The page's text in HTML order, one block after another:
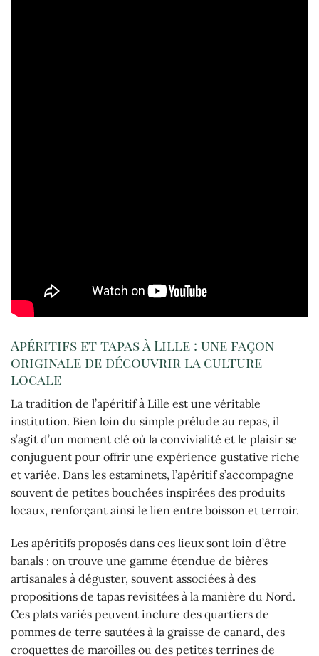
Apéritifs et tapas à Lille : une façon
originale de découvrir la culture
locale
La tradition de l’apéritif à Lille est une véritable
institution. Bien loin du simple prélude au repas, il
s’agit d’un moment clé où la convivialité et le plaisir se
conjuguent pour offrir une expérience gustative riche
et variée. Dans les estaminets, l’apéritif s’accompagne
souvent de petites bouchées inspirées des produits
locaux, renforçant ainsi le lien entre boisson et terroir.
Les apéritifs proposés dans ces lieux sont loin d’être
banals : on trouve une gamme étendue de bières
artisanales à déguster, souvent associées à des
propositions de tapas revisitées à la manière du Nord.
Ces plats variés peuvent inclure des quartiers de
pommes de terre sautées à la graisse de canard, des
croquettes de maroilles ou des petites terrines de